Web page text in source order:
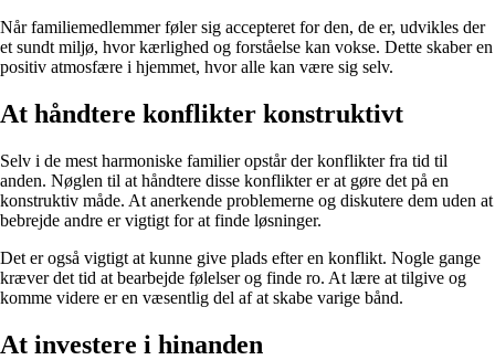
Når familiemedlemmer føler sig accepteret for den, de er, udvikles der
et sundt miljø, hvor kærlighed og forståelse kan vokse. Dette skaber en
positiv atmosfære i hjemmet, hvor alle kan være sig selv.
At håndtere konflikter konstruktivt
Selv i de mest harmoniske familier opstår der konflikter fra tid til
anden. Nøglen til at håndtere disse konflikter er at gøre det på en
konstruktiv måde. At anerkende problemerne og diskutere dem uden at
bebrejde andre er vigtigt for at finde løsninger.
Det er også vigtigt at kunne give plads efter en konflikt. Nogle gange
kræver det tid at bearbejde følelser og finde ro. At lære at tilgive og
komme videre er en væsentlig del af at skabe varige bånd.
At investere i hinanden